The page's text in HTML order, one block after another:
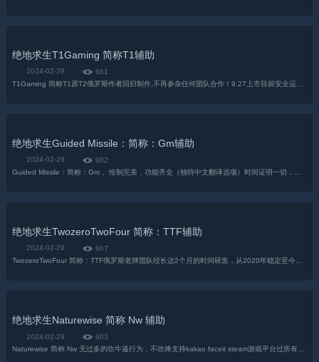
绝地求生T1Gaming 简称T1辅助
· 2024-02-29
661
绝地求生Guided Missile：简称：Gm辅助
· 2024-02-29
982
绝地求生TwozeroTwoFour 简称：TTF辅助
· 2024-02-29
867
绝地求生Naturewise 简称 Nw 辅助
· 2024-02-29
603